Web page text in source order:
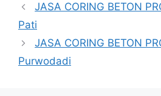
JASA CORING BETON
Pati
JASA CORING BETON
Purwodadi